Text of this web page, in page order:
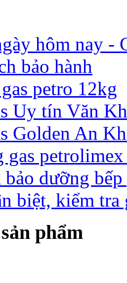
hôm nay -
bảo hành
petro 12kg
Uy tín Văn
Golden An
gas
bảo dưỡng
biệt, kiểm
phẩm